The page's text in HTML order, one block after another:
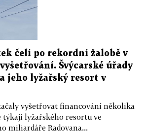
čelí po rekordní žalobě v
Švýcarské úřady
jeho lyžařský resort v
vyšetřovat financování několika
týkají lyžařského resortu ve
miliardáře Radovana...